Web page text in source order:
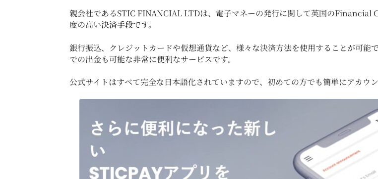
親会社であるSTIC FINANCIAL LTDは、電子マネーの発行に関して英国の
度の高い決済手段です。
銀行振込、クレジットカードや仮想通貨など、様々な決済方法を使用することが可
での出金も可能な非常に便利なサービスです。
公式サイトはすべて完全な日本語化されていますので、初めての方でも簡単にアカウ